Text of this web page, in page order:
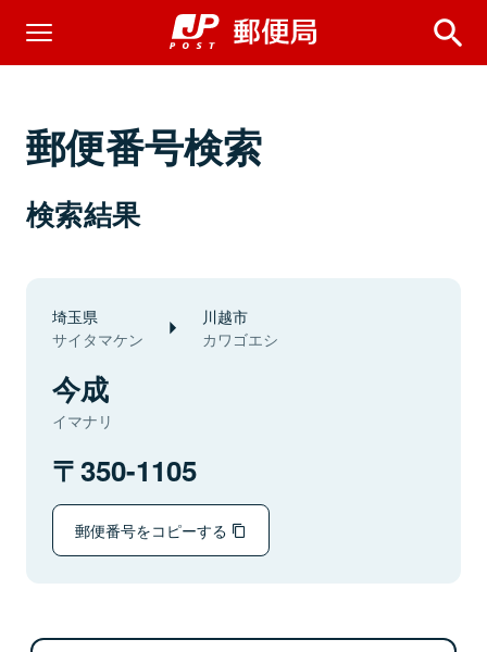
郵便番号検索
検索結果
埼玉県
サイタマケン
川越市
カワゴエシ
今成
イマナリ
350-1105
郵便番号をコピーする